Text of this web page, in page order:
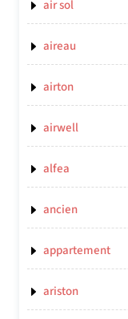
air sol
aireau
airton
airwell
alfea
ancien
appartement
ariston